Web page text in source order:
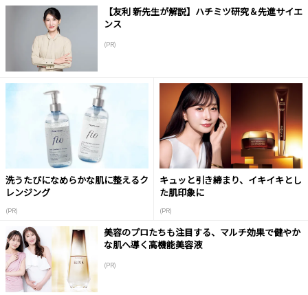
【友利 新先生が解説】ハチミツ研究＆先進サイエ
ンス
(PR)
洗うたびになめらかな肌に整えるク
レンジング
(PR)
キュッと引き締まり、イキイキとし
た肌印象に
(PR)
美容のプロたちも注目する、マルチ効果で健やか
な肌へ導く高機能美容液
(PR)